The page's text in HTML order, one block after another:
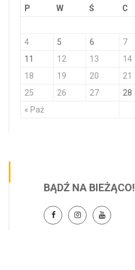
P W Ś C
« Paź
4
5 6 7
11
12 13 14
18
19 20 21
25
26 27 28
BĄDŹ NA BIEŻĄCO!